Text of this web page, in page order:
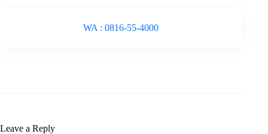
WA : 0816-55-4000
Leave a Reply